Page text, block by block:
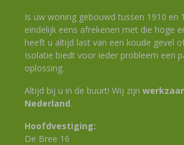
Is uw woning gebouwd tussen 1910 en
eindelijk eens afrekenen met die hoge
heeft u altijd last van een koude gevel
Isolatie biedt voor ieder probleem een
oplossing.
Altijd bij u in de buurt! Wij zijn
Nederland.
Hoofdvestiging:
De Bree 16